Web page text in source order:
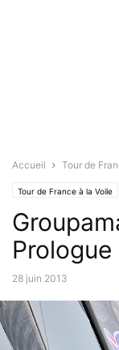
Accueil Tour de
Tour de France à la Voile
Prologue
28 juin 2013